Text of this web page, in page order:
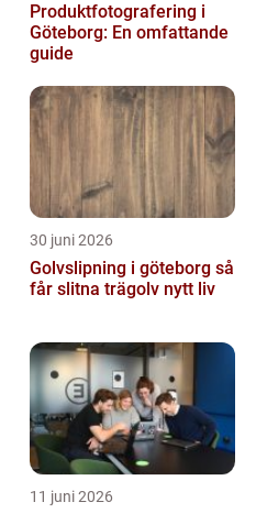
Produktfotografering i
Göteborg: En omfattande
guide
30 juni 2026
Golvslipning i göteborg så
får slitna trägolv nytt liv
11 juni 2026